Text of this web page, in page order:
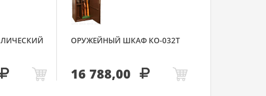
ОРУЖЕЙНЫЙ ШКАФ КО-032Т
16 788,00